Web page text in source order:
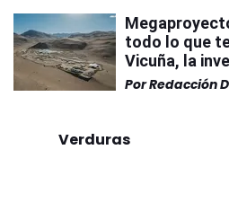
todo lo que
Vicuña, la
PorRedacción
Verduras